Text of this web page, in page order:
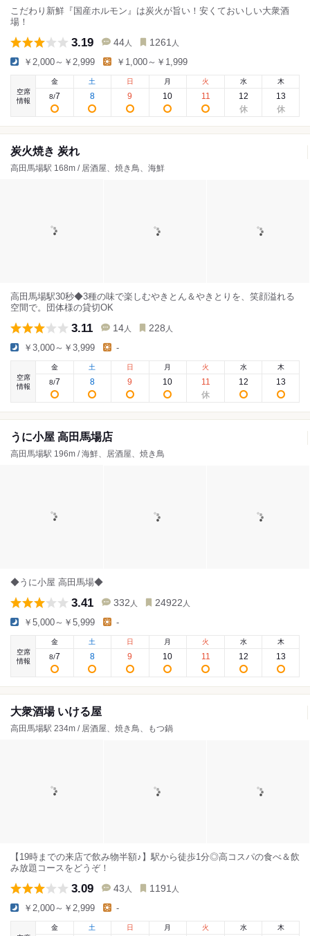
こだわり新鮮『国産ホルモン』は炭火が旨い！安くておいしい大衆酒
場！
3.19 44 人 1261 人
￥2,000～￥2,999 ￥1,000～￥1,999
空席
情報
金
8/7
土
8
日
9
月
10
火
11
水
12
木
13
炭火焼き 炭れ
高田馬場駅 168m / 居酒屋、焼き鳥、海鮮
高田馬場駅30秒◆3種の味で楽しむやきとん＆やきとりを、笑顔溢れる
空間で。団体様の貸切OK
3.11 14 人 228 人
￥3,000～￥3,999 -
空席
情報
金
8/7
土
8
日
9
月
10
火
11
水
12
木
13
うに小屋 高田馬場店
高田馬場駅 196m / 海鮮、居酒屋、焼き鳥
◆うに小屋 高田馬場◆
3.41 332 人 24922 人
￥5,000～￥5,999 -
空席
情報
金
8/7
土
8
日
9
月
10
火
11
水
12
木
13
大衆酒場 いける屋
高田馬場駅 234m / 居酒屋、焼き鳥、もつ鍋
【19時までの来店で飲み物半額♪】駅から徒歩1分◎高コスパの食べ＆飲
み放題コースをどうぞ！
3.09 43 人 1191 人
￥2,000～￥2,999 -
金 土 日 月 火 水 木